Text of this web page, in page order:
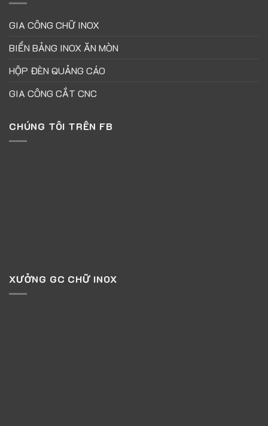
GIA CÔNG CHỮ INOX
BIỂN BẢNG INOX ĂN MÒN
HỘP ĐÈN QUẢNG CÁO
GIA CÔNG CẮT CNC
CHÚNG TÔI TRÊN FB
XƯỞNG GC CHỮ INOX